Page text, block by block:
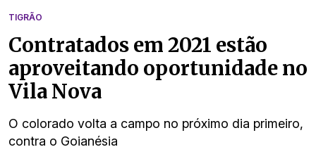
TIGRÃO
Contratados em 2021 estão
aproveitando oportunidade no
Vila Nova
O colorado volta a campo no próximo dia primeiro,
contra o Goianésia